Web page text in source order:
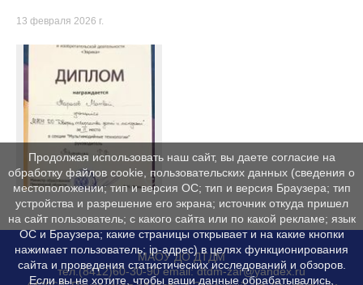
13 февраля 2026 г.
МАОУ ДО ДТДМ
тел.(8412)60-30-90 email: dtdm-zar@yandex.ru
Продолжая использовать наш сайт, вы даете согласие на
обработку файлов cookie, пользовательских данных (сведения о
местоположении; тип и версия ОС; тип и версия Браузера; тип
устройства и разрешение его экрана; источник откуда пришел
на сайт пользователь; с какого сайта или по какой рекламе; язык
ОС и Браузера; какие страницы открывает и на какие кнопки
нажимает пользователь; ip-адрес) в целях функционирования
сайта и проведения статистических исследований и обзоров.
Если вы не хотите, чтобы ваши данные обрабатывались,